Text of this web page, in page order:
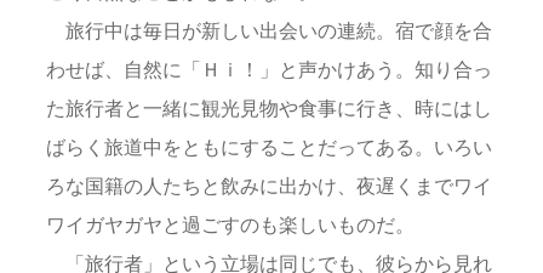
旅行中は毎日が新しい出会いの連続。宿で顔を合
わせば、自然に「Ｈｉ！」と声かけあう。知り合っ
た旅行者と一緒に観光見物や食事に行き、時にはし
ばらく旅道中をともにすることだってある。いろい
ろな国籍の人たちと飲みに出かけ、夜遅くまでワイ
ワイガヤガヤと過ごすのも楽しいものだ。
「旅行者」という立場は同じでも、彼らから見れ